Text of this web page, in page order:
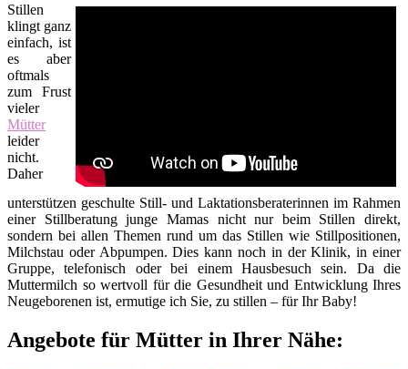
Stillen
klingt ganz
einfach, ist
es aber
oftmals
zum Frust
vieler
Mütter
leider
nicht.
Daher
unterstützen geschulte Still- und Laktationsberaterinnen im Rahmen
einer Stillberatung junge Mamas nicht nur beim Stillen direkt,
sondern bei allen Themen rund um das Stillen wie Stillpositionen,
Milchstau oder Abpumpen. Dies kann noch in der Klinik, in einer
Gruppe, telefonisch oder bei einem Hausbesuch sein. Da die
Muttermilch so wertvoll für die Gesundheit und Entwicklung Ihres
Neugeborenen ist, ermutige ich Sie, zu stillen – für Ihr Baby!
Angebote für Mütter in Ihrer Nähe: